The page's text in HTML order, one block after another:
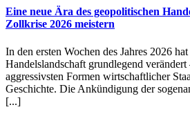
Eine neue Ära des geopolitischen
Zollkrise 2026 meistern
In den ersten Wochen des Jahres 2026
Handelslandschaft grundlegend
aggressivsten Formen wirtschaftlicher
Geschichte. Die Ankündigung der
[...]